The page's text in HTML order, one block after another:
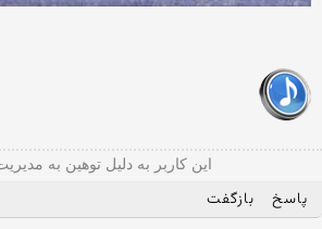
این کاربر به دلیل توهین به
پاسخ بازگفت